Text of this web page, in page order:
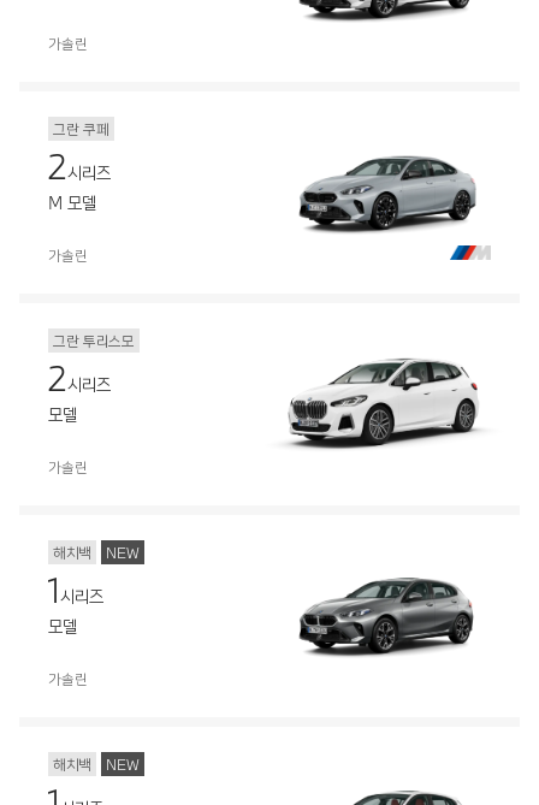
가솔린
그란 쿠페
2시리즈
M 모델
가솔린
그란 투리스모
2시리즈
모델
가솔린
해치백 NEW
1시리즈
모델
가솔린
해치백 NEW